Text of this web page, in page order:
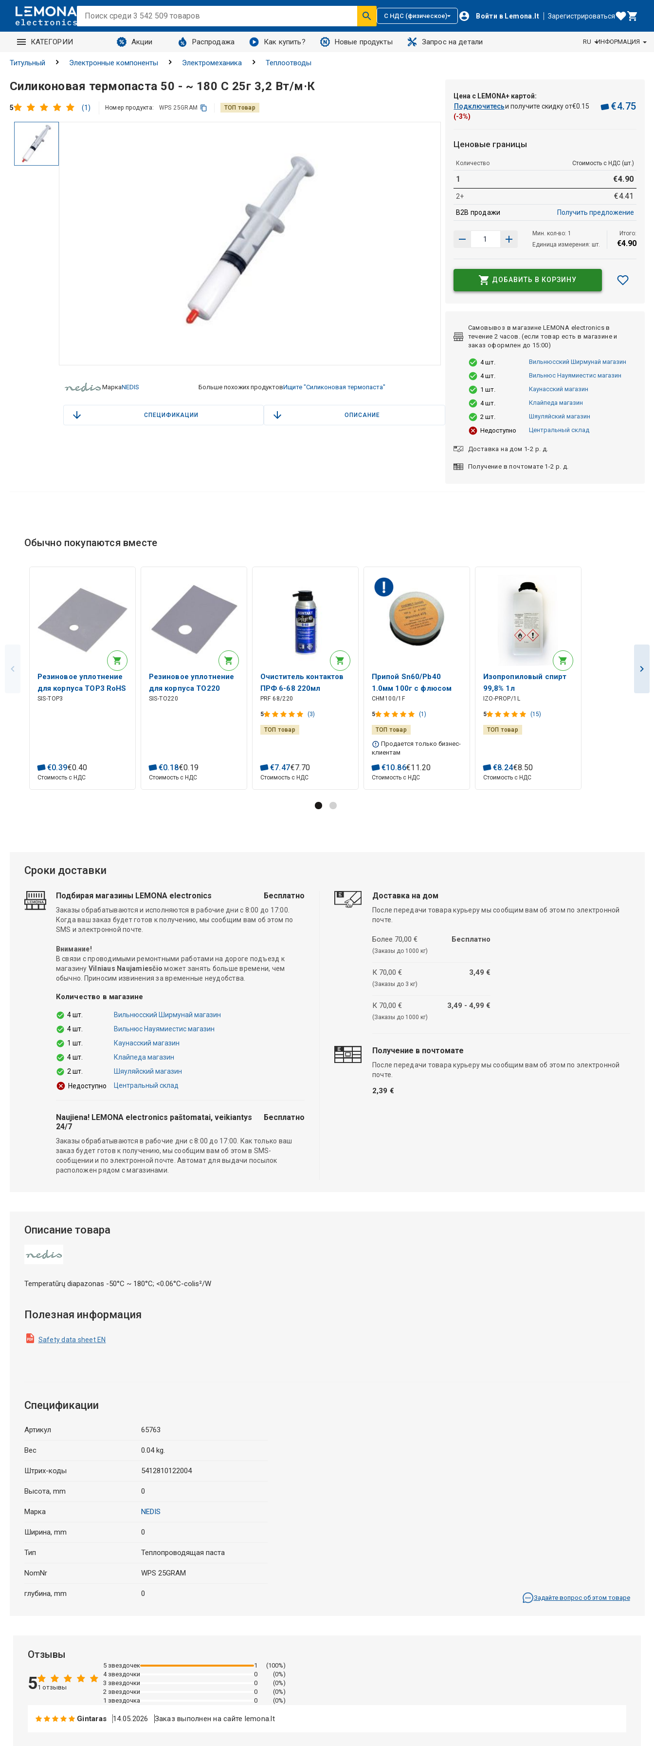
С НДС (физическое) Войти в Lemona.lt Зарегистрироваться
КАТЕГОРИИ Акции Распродажа Как купить? Новые продукты Запрос на детали RU ИНФОРМАЦИЯ
Титульный Электронные компоненты Электромеханика Теплоотводы
Силиконовая термопаста 50 - ~ 180 С 25г 3,2 Вт/м·К
5 (1) Номер продукта: WPS 25GRAM ТОП товар
МаркаNEDIS Больше похожих продуктовИщите "Силиконовая термопаста"
СПЕЦИФИКАЦИИ ОПИСАНИЕ
Цена с LEMONA+ картой:
Подключитесьи получите скидку от€0 15
(-3%)
€4.75
Ценовые границы
Количество Стоимость с НДС (шт.)
1 €4.90
2+ €4.41
B2B продажи Получить предложение
Мин. кол-во: 1
Единица измерения: шт.
Итого:
€4.90
ДОБАВИТЬ В КОРЗИНУ
Самовывоз в магазине LEMONA electronics в
течение 2 часов. (если товар есть в магазине и
заказ оформлен до 15:00)
4 шт.
Вильнюсский Ширмунай магазин
4 шт.
Вильнюс Науямиестис магазин
1 шт.
Каунасский магазин
4 шт.
Клайпеда магазин
2 шт.
Шяуляйский магазин
Недоступно
Центральный склад
Доставка на дом 1-2 р. д.
Получение в почтомате 1-2 р. д.
Обычно покупаются вместе
Резиновое уплотнение
для корпуса TOP3 RoHS
SIS-TOP3
€0.39€0.40
Стоимость с НДС
Резиновое уплотнение
для корпуса TO220
RoHS
SIS-TO220
€0.18€0.19
Стоимость с НДС
Очиститель контактов
ПРФ 6-68 220мл
PRF 68/220
5 (3)
ТОП товар
€7.47€7.70
Стоимость с НДС
Припой Sn60/Pb40
1.0мм 100г с флюсом
А-19 Chemet
CHM100/1F
5 (1)
ТОП товар
Продается только бизнес-
клиентам
€10.86€11.20
Стоимость с НДС
Изопропиловый спирт
99,8% 1л
IZO-PROP/1L
5 (15)
ТОП товар
€8.24€8.50
Стоимость с НДС
Сроки доставки
Подбирая магазины LEMONA electronics Бесплатно
Заказы обрабатываются и исполняются в рабочие дни с 8:00 до 17:00.
Когда ваш заказ будет готов к получению, мы сообщим вам об этом по
SMS и электронной почте.
Внимание!
В связи с проводимыми ремонтными работами на дороге подъезд к
магазину Vilniaus Naujamiesčio может занять больше времени, чем
обычно. Приносим извинения за временные неудобства.
Количество в магазине
4 шт.
Вильнюсский Ширмунай магазин
4 шт.
Вильнюс Науямиестис магазин
1 шт.
Каунасский магазин
4 шт.
Клайпеда магазин
2 шт.
Шяуляйский магазин
Недоступно
Центральный склад
Naujiena! LEMONA electronics paštomatai, veikiantys
24/7
Бесплатно
Заказы обрабатываются в рабочие дни с 8:00 до 17:00. Как только ваш
заказ будет готов к получению, мы сообщим вам об этом в SMS-
сообщении и по электронной почте. Автомат для выдачи посылок
расположен рядом с магазинами.
Доставка на дом
После передачи товара курьеру мы сообщим вам об этом по электронной
почте.
Более 70,00 €
(Заказы до 1000 кг)
Бесплатно
К 70,00 €
(Заказы до 3 кг)
3,49 €
К 70,00 €
(Заказы до 1000 кг)
3,49 - 4,99 €
Получение в почтомате
После передачи товара курьеру мы сообщим вам об этом по электронной
почте.
2,39 €
Описание товара
Temperatūrų diapazonas -50°C ~ 180°C; <0.06°C-colis²/W
Полезная информация
Safety data sheet EN
Спецификации
Артикул 65763
Вес 0.04 kg.
Штрих-коды 5412810122004
Высота, mm 0
Марка NEDIS
Ширина, mm 0
Тип Теплопроводящая паста
NomNr WPS 25GRAM
глубина, mm 0 Задайте вопрос об этом товаре
Отзывы
51 отзывы
5 звездочек 1
(100%)
4 звездочки
0
(0%)
3 звездочки
0
(0%)
2 звездочки
0
(0%)
1 звездочка
0 (0%)
Gintaras 14.05.2026 Заказ выполнен на сайте lemona.lt